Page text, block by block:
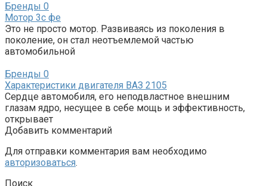
Бренды 0
Мотор 3с фе
Это не просто мотор. Развиваясь из поколения в
поколение, он стал неотъемлемой частью
автомобильной
Бренды 0
Характеристики двигателя ВАЗ 2105
Сердце автомобиля, его неподвластное внешним
глазам ядро, несущее в себе мощь и эффективность,
открывает
Добавить комментарий
Для отправки комментария вам необходимо
авторизоваться.
Поиск